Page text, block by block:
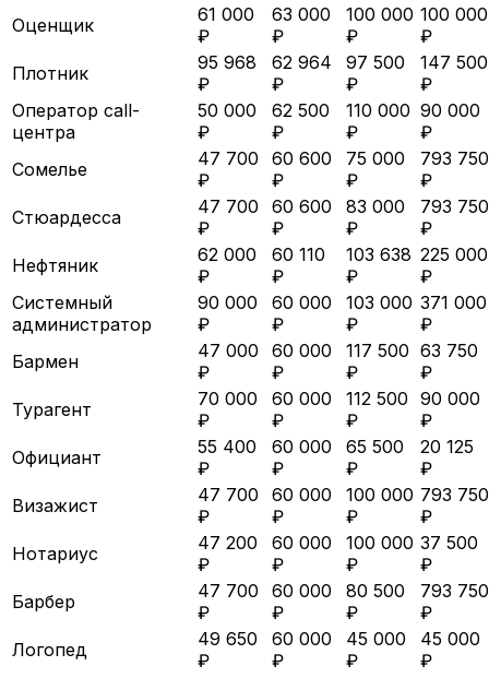
Оценщик
61 000
₽
63 000
₽
100 000
₽
100 000
₽
Плотник
95 968
₽
62 964
₽
97 500
₽
147 500
₽
Оператор call-
центра
50 000
₽
62 500
₽
110 000
₽
90 000
₽
Сомелье
47 700
₽
60 600
₽
75 000
₽
793 750
₽
Стюардесса
47 700
₽
60 600
₽
83 000
₽
793 750
₽
Нефтяник
62 000
₽
60 110
₽
103 638
₽
225 000
₽
Системный
администратор
90 000
₽
60 000
₽
103 000
₽
371 000
₽
Бармен
47 000
₽
60 000
₽
117 500
₽
63 750
₽
Турагент
70 000
₽
60 000
₽
112 500
₽
90 000
₽
Официант
55 400
₽
60 000
₽
65 500
₽
20 125
₽
Визажист
47 700
₽
60 000
₽
100 000
₽
793 750
₽
Нотариус
47 200
₽
60 000
₽
100 000
₽
37 500
₽
Барбер
47 700
₽
60 000
₽
80 500
₽
793 750
₽
Логопед
49 650
₽
60 000
₽
45 000
₽
45 000
₽